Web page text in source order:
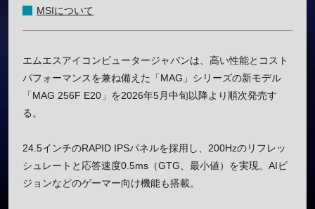
MSIについて
エムエスアイコンピュータージャパンは、高い性能とコスト
パフォーマンスを兼ね備えた「MAG」シリーズの新モデル
「MAG 256F E20」を2026年5月中旬以降より順次発売す
る。
24.5インチのRAPID IPSパネルを採用し、200Hzのリフレッ
シュレートと応答速度0.5ms（GTG、最小値）を実現。AIビ
ジョンなどのゲーマー向け機能も搭載。